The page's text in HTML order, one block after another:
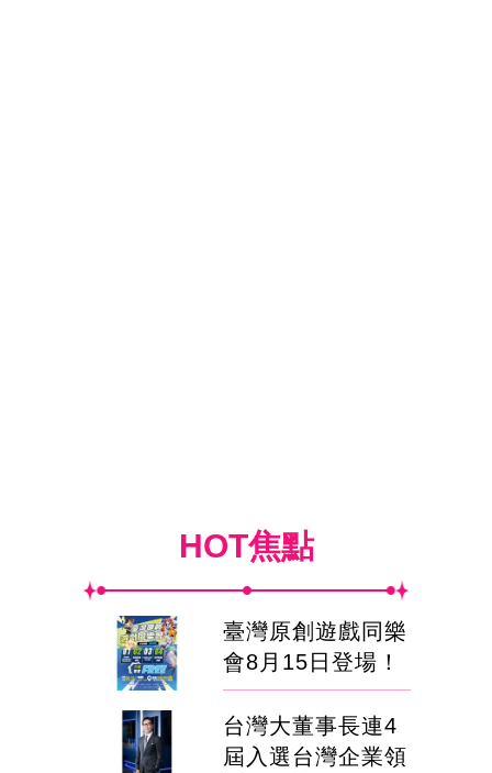
HOT焦點
臺灣原創遊戲同樂
會8月15日登場！
台灣大董事長連4
屆入選台灣企業領